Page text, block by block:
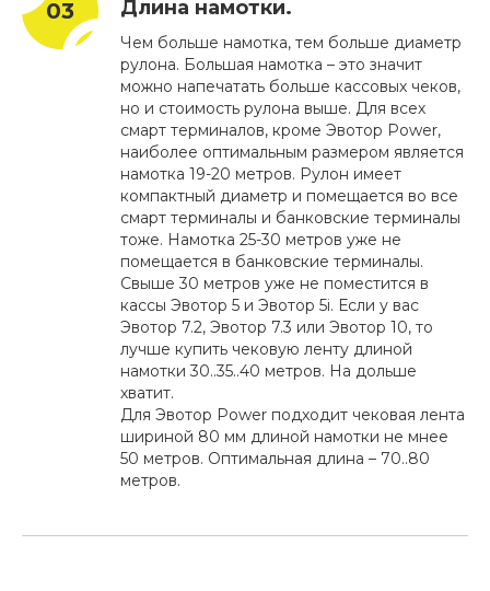
Длина намотки.
Чем больше намотка, тем больше диаметр
рулона. Большая намотка – это значит
можно напечатать больше кассовых чеков,
но и стоимость рулона выше. Для всех
смарт терминалов, кроме Эвотор Power,
наиболее оптимальным размером является
намотка 19-20 метров. Рулон имеет
компактный диаметр и помещается во все
смарт терминалы и банковские терминалы
тоже. Намотка 25-30 метров уже не
помещается в банковские терминалы.
Свыше 30 метров уже не поместится в
кассы Эвотор 5 и Эвотор 5i. Если у вас
Эвотор 7.2, Эвотор 7.3 или Эвотор 10, то
лучше купить чековую ленту длиной
намотки 30..35..40 метров. На дольше
хватит.
Для Эвотор Power подходит чековая лента
шириной 80 мм длиной намотки не мнее
50 метров. Оптимальная длина – 70..80
метров.